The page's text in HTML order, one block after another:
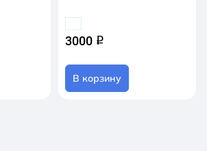
3000 q
В корзину